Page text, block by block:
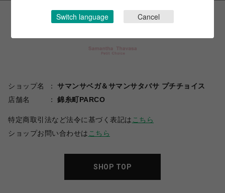
ショップ名
サマンサベガ＆サマンサタバサ プチチョイス
店舗名
錦糸町PARCO
特定商取引法など法令に基づく表記は こちら
ショップお問い合わせは こちら
SHOP TOP
Switch language Cancel